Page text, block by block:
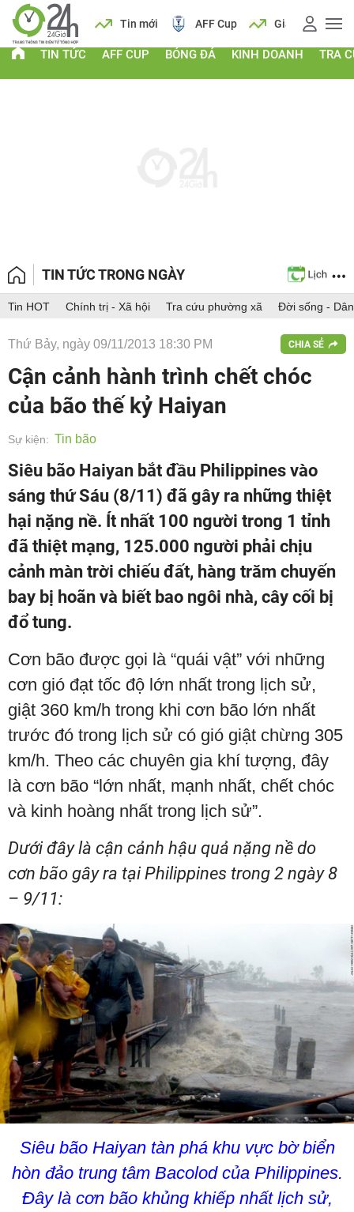
Tin mới AFF Cup Giá vàng Lịch
TIN TỨC AFF CUP BÓNG ĐÁ KINH DOANH TRA
TIN TỨC TRONG NGÀY
Tin HOT Chính trị - Xã hội Tra cứu phường xã Đời sống -
Thứ Bảy, ngày 09/11/2013 18:30 PM CHIA SẺ
Cận cảnh hành trình chết chóc
của bão thế kỷ Haiyan
Sự kiện: Tin bão
Siêu bão Haiyan bắt đầu Philippines vào
sáng thứ Sáu (8/11) đã gây ra những thiệt
hại nặng nề. Ít nhất 100 người trong 1 tỉnh
đã thiệt mạng, 125.000 người phải chịu
cảnh màn trời chiếu đất, hàng trăm chuyến
bay bị hoãn và biết bao ngôi nhà, cây cối bị
đổ tung.
Cơn bão được gọi là “quái vật” với những
cơn gió đạt tốc độ lớn nhất trong lịch sử,
giật 360 km/h trong khi cơn bão lớn nhất
trước đó trong lịch sử có gió giật chừng 305
km/h. Theo các chuyên gia khí tượng, đây
là cơn bão “lớn nhất, mạnh nhất, chết chóc
và kinh hoàng nhất trong lịch sử”.
Dưới đây là cận cảnh hậu quả nặng nề do
cơn bão gây ra tại Philippines trong 2 ngày 8
– 9/11:
Siêu bão Haiyan tàn phá khu vực bờ biển
hòn đảo trung tâm Bacolod của Philippines.
Đây là cơn bão khủng khiếp nhất lịch sử,